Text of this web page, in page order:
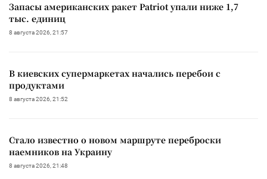
Запасы американских ракет Patriot упали ниже 1,7
тыс. единиц
8 августа 2026, 21:57
В киевских супермаркетах начались перебои с
продуктами
8 августа 2026, 21:52
Стало известно о новом маршруте переброски
наемников на Украину
8 августа 2026, 21:48